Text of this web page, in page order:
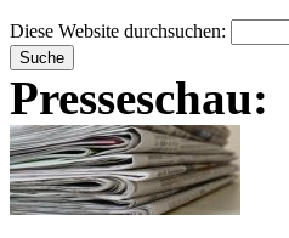
Diese Website durchsuchen:
Presseschau: